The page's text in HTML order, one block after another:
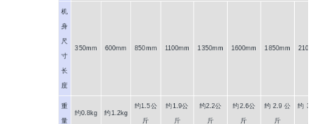
机
身
尺
寸
长
度
350mm 600mm 850mm 1100mm 1350mm 1600mm 1850mm
重
量
约0.8kg 约1.2kg
约1.5公
斤
约1.9公
斤
约2.2公
斤
约2.6公
斤
约 2.9 公
斤
约